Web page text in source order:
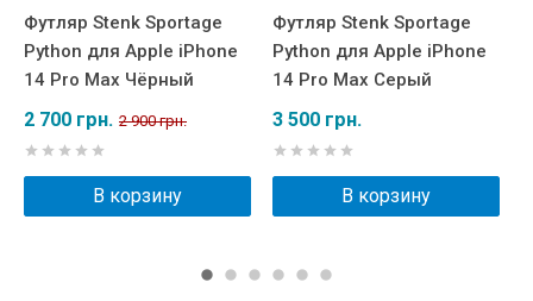
Футляр Stenk Sportage
Python для Apple iPhone
14 Pro Max Чёрный
2 700 грн. 2 900 грн.
В корзину
Футляр Stenk Sportage
Python для Apple iPhone
14 Pro Max Серый
3 500 грн.
В корзину